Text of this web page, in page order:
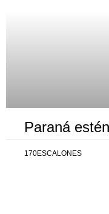
Paraná
170ESCALONES